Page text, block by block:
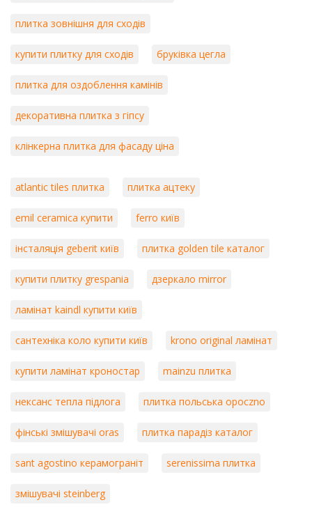
плитка зовнішня для сходів
купити плитку для сходів бруківка цегла
плитка для оздоблення камінів
декоративна плитка з гіпсу
клінкерна плитка для фасаду ціна
atlantic tiles плитка плитка ацтеку
emil ceramica купити ferro київ
інсталяція geberit київ плитка golden tile каталог
купити плитку grespania дзеркало mirror
ламінат kaindl купити київ
сантехніка коло купити київ krono original ламінат
купити ламінат кроностар mainzu плитка
нексанс тепла підлога плитка польська opoczno
фінські змішувачі oras плитка парадіз каталог
sant agostino керамограніт serenissima плитка
змішувачі steinberg